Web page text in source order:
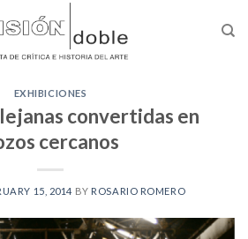
EXHIBICIONES
convertidas en
cercanos
15, 2014 BY ROSARIO ROMERO